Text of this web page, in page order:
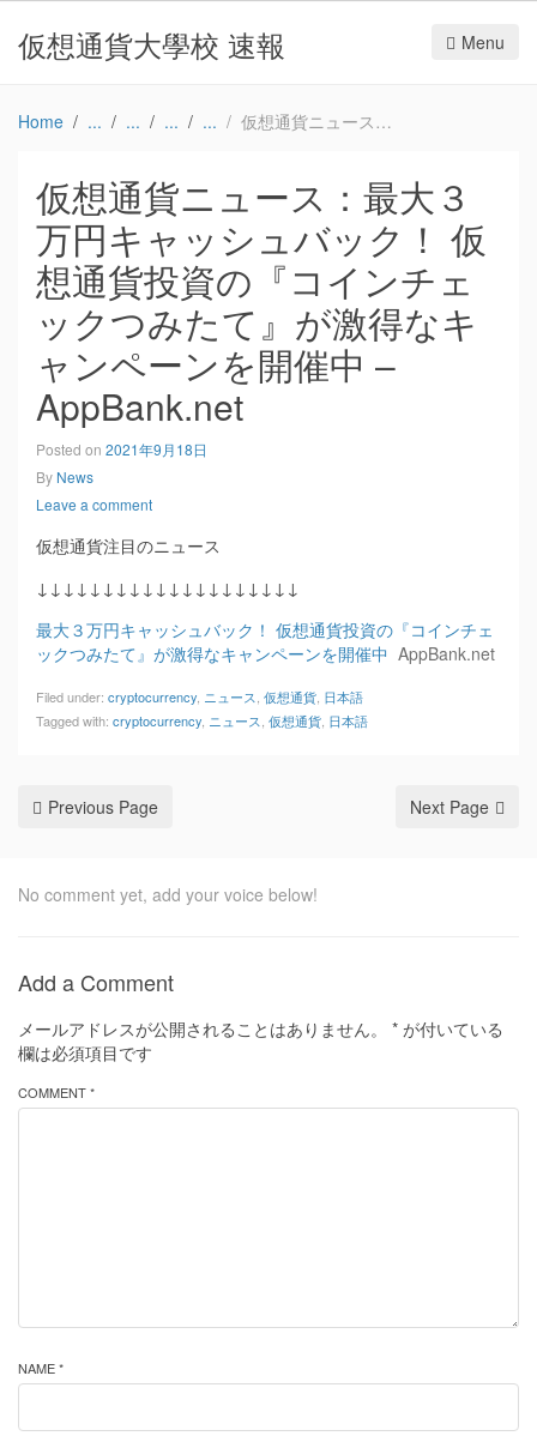
仮想通貨大學校 速報 Menu
Home 仮想通貨ニュース：最大３万円キャッシュバック！ 仮想通貨投資の『コインチェックつみたて』が激得なキャンペーンを開催中 – AppBank.net
仮想通貨ニュース：最大３
万円キャッシュバック！ 仮
想通貨投資の『コインチェ
ックつみたて』が激得なキ
ャンペーンを開催中 –
AppBank.net
Posted on 2021年9月18日
By News
Leave a comment
仮想通貨注目のニュース
↓↓↓↓↓↓↓↓↓↓↓↓↓↓↓↓↓↓↓↓
最大３万円キャッシュバック！ 仮想通貨投資の『コインチェ
ックつみたて』が激得なキャンペーンを開催中 AppBank.net
Filed under: cryptocurrency ニュース 仮想通貨 日本語
Tagged with: cryptocurrency ニュース 仮想通貨 日本語
Previous Page Next Page
No comment yet, add your voice below!
Add a Comment
メールアドレスが公開されることはありません。 * が付いている
欄は必須項目です
COMMENT *
NAME *